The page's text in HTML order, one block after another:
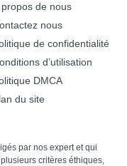
de nous
nous
de confidentialité
d’utilisation
DMCA
du site
par nos expert et qui
critères éthiques,